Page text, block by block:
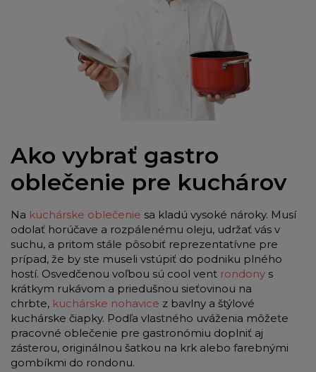
Ako vybrať gastro
oblečenie pre kuchárov
Na kuchárske oblečenie sa kladú vysoké nároky. Musí
odolať horúčave a rozpálenému oleju, udržať vás v
suchu, a pritom stále pôsobiť reprezentatívne pre
prípad, že by ste museli vstúpiť do podniku plného
hostí. Osvedčenou voľbou sú cool vent rondony s
krátkym rukávom a priedušnou sieťovinou na
chrbte, kuchárske nohavice z bavlny a štýlové
kuchárske čiapky. Podľa vlastného uváženia môžete
pracovné oblečenie pre gastronómiu doplniť aj
zásterou, originálnou šatkou na krk alebo farebnými
gombíkmi do rondonu.